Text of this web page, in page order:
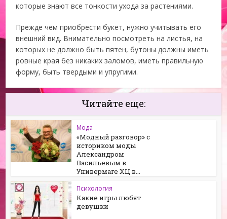
которые знают все тонкости ухода за растениями.
Прежде чем приобрести букет, нужно учитывать его
внешний вид. Внимательно посмотреть на листья, на
которых не должно быть пятен, бутоны должны иметь
ровные края без никаких заломов, иметь правильную
форму, быть твердыми и упругими.
Читайте еще:
Мода
«Модный разговор» с
историком моды
Александром
Васильевым в
Универмаге ХЦ в...
Психология
Какие игры любят
девушки